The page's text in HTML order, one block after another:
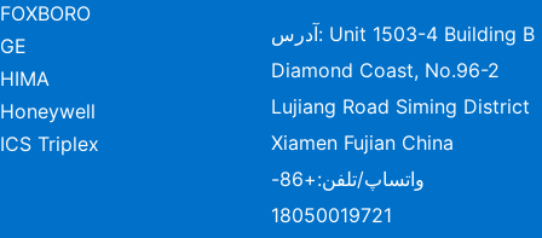
FOXBORO
GE
HIMA
Honeywell
ICS Triplex
آدرس: Unit 1503-4 Building B
Diamond Coast, No.96-2
Lujiang Road Siming District
Xiamen Fujian China
واتساپ/تلفن:
+86-
18050019721